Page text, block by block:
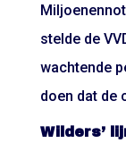
stelde de
wachtende
doen dat de
Wilders’